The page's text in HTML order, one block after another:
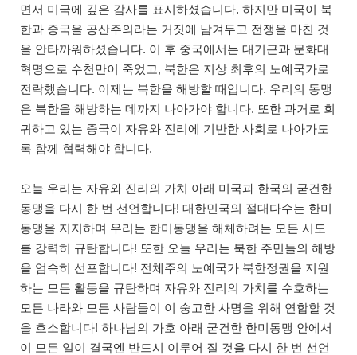
면서 미국에 깊은 감사를 표시하셨습니다. 하지만 미국이 북
한과 중국을 공산주의라는 거짓에 남겨두고 전쟁을 마친 것
을 안타까워하셨습니다. 이 후 중국에서는 대기근과 문화대
혁명으로 수천만이 죽었고, 북한은 지상 최후의 노예국가로
전락했습니다. 이제는 북한을 해방할 때입니다. 우리의 동맹
은 북한을 해방하는 데까지 나아가야 합니다. 또한 과거로 회
귀하고 있는 중국이 자유와 진리에 기반한 사회로 나아가도
록 함께 협력해야 합니다.
오늘 우리는 자유와 진리의 가치 아래 미국과 한국의 굳건한
동맹을 다시 한 번 선언합니다! 대한민국의 절대다수는 한미
동맹을 지지하며 우리는 한미동맹을 해체하려는 모든 시도
를 강력히 규탄합니다! 또한 오늘 우리는 북한 주민들의 해방
을 엄숙히 선포합니다! 전체주의 노예국가 북한정권을 지원
하는 모든 활동을 규탄하며 자유와 진리의 가치를 수호하는
모든 나라와 모든 사람들이 이 숭고한 사명을 위해 연합할 것
을 호소합니다! 하나님의 가호 아래 굳건한 한미동맹 안에서
이 모든 일이 결국엔 반드시 이루어 질 것을 다시 한 번 선언